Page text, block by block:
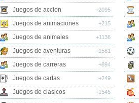
Juegos de accion +2095
Juegos de animaciones +215
Juegos de animales +1136
Juegos de aventuras +1581
Juegos de carreras +894
Juegos de cartas +249
Juegos de clasicos +1545